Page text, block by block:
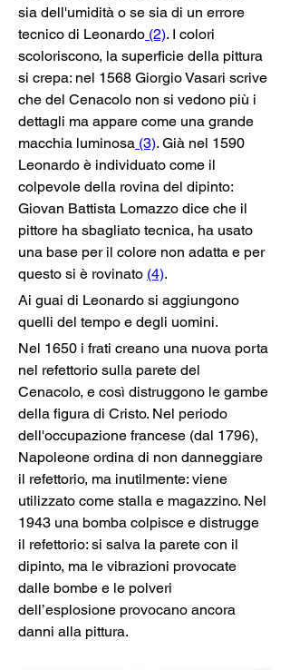
sia dell'umidità o se sia di un errore
tecnico di Leonardo (2). I colori
scoloriscono, la superficie della pittura
si crepa: nel 1568 Giorgio Vasari scrive
che del Cenacolo non si vedono più i
dettagli ma appare come una grande
macchia luminosa (3). Già nel 1590
Leonardo è individuato come il
colpevole della rovina del dipinto:
Giovan Battista Lomazzo dice che il
pittore ha sbagliato tecnica, ha usato
una base per il colore non adatta e per
questo si è rovinato (4).
Ai guai di Leonardo si aggiungono
quelli del tempo e degli uomini.
Nel 1650 i frati creano una nuova porta
nel refettorio sulla parete del
Cenacolo, e così distruggono le gambe
della figura di Cristo. Nel periodo
dell'occupazione francese (dal 1796),
Napoleone ordina di non danneggiare
il refettorio, ma inutilmente: viene
utilizzato come stalla e magazzino. Nel
1943 una bomba colpisce e distrugge
il refettorio: si salva la parete con il
dipinto, ma le vibrazioni provocate
dalle bombe e le polveri
dell’esplosione provocano ancora
danni alla pittura.